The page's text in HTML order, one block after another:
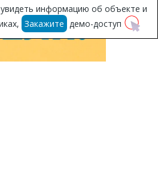
информацию об объекте и
Закажите демо-доступ